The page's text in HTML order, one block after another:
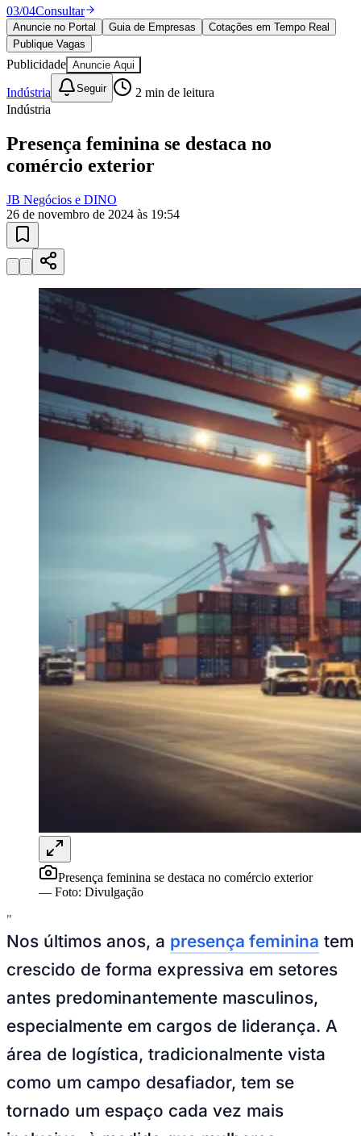
Bragantino
Sport
Publique Vagas
Publicidade Anuncie Aqui
Indústria Seguir 2
Indústria
Presença feminina se destaca no
JB Negócios e DINO
Presença feminina se destaca no comércio exterior
—
Nos últimos anos, a
crescido de forma expressiva em setores
antes predominantemente masculinos,
especialmente em cargos de liderança. A
área de logística, tradicionalmente vista
como um campo desafiador, tem se
tornado um espaço cada vez mais
inclusivo, à medida que mulheres
assumem papéis estratégicos em